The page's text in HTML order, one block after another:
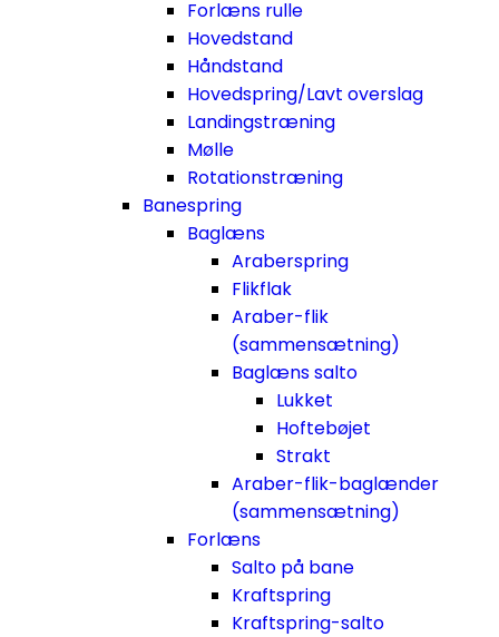
Forlæns rulle
Hovedstand
Håndstand
Hovedspring/Lavt overslag
Landingstræning
Mølle
Rotationstræning
Banespring
Baglæns
Araberspring
Flikflak
Araber-flik
(sammensætning)
Baglæns salto
Lukket
Hoftebøjet
Strakt
Araber-flik-baglænder
(sammensætning)
Forlæns
Salto på bane
Kraftspring
Kraftspring-salto